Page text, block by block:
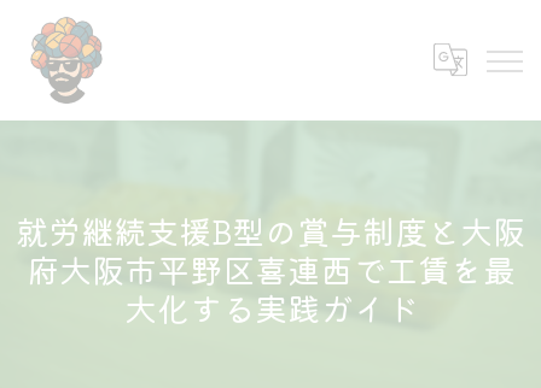
就労継続支援B型の賞与制度と大阪
府大阪市平野区喜連西で工賃を最
大化する実践ガイド